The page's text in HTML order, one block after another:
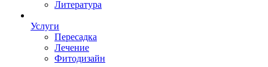
Литература
Услуги
Пересадка
Лечение
Фитодизайн